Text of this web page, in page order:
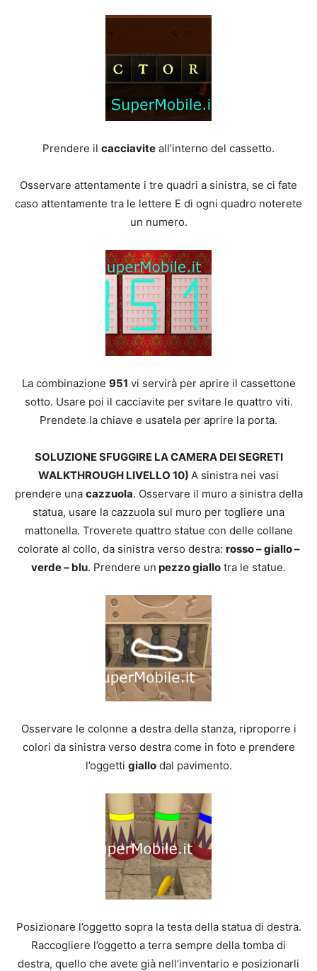
Prendere il cacciavite all’interno del cassetto.
Osservare attentamente i tre quadri a sinistra, se ci fate
caso attentamente tra le lettere E di ogni quadro noterete
un numero.
La combinazione 951 vi servirà per aprire il cassettone
sotto. Usare poi il cacciavite per svitare le quattro viti.
Prendete la chiave e usatela per aprire la porta.
SOLUZIONE SFUGGIRE LA CAMERA DEI SEGRETI
WALKTHROUGH LIVELLO 10) A sinistra nei vasi
prendere una cazzuola. Osservare il muro a sinistra della
statua, usare la cazzuola sul muro per togliere una
mattonella. Troverete quattro statue con delle collane
colorate al collo, da sinistra verso destra: rosso – giallo –
verde – blu. Prendere un pezzo giallo tra le statue.
Osservare le colonne a destra della stanza, riproporre i
colori da sinistra verso destra come in foto e prendere
l’oggetti giallodal pavimento.
Posizionare l’oggetto sopra la testa della statua di destra.
Raccogliere l’oggetto a terra sempre della tomba di
destra, quello che avete già nell’inventario e posizionarli